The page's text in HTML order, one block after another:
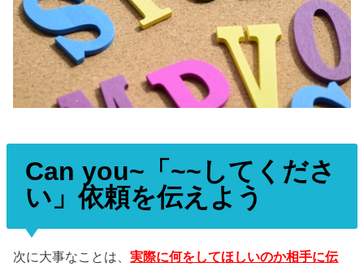
Can you~ 「~~してくださ
い」依頼を伝えよう
次に大事なことは、実際に何をしてほしいのか相手に伝